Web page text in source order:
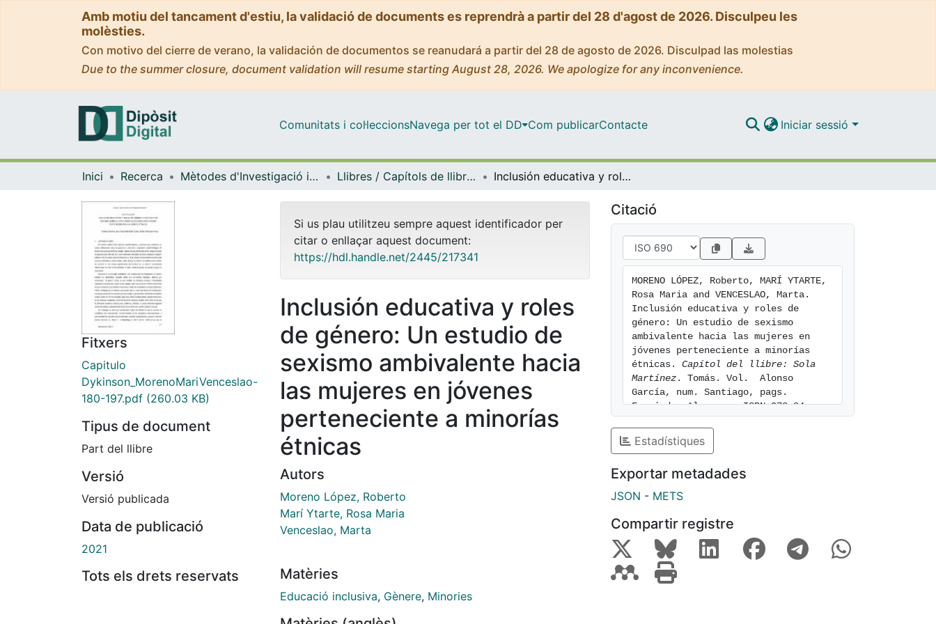
Amb motiu del tancament d'estiu, la validació de documents es reprendrà a partir del 28 d'agost de 2026. Disculpeu les
molèsties.
Con motivo del cierre de verano, la validación de documentos se reanudará a partir del 28 de agosto de 2026. Disculpad las molestias
Due to the summer closure, document validation will resume starting August 28, 2026. We apologize for any inconvenience.
Comunitats i col·leccionsNavega per tot el DD Com publicarContacte Iniciar sessió
Inici Recerca Mètodes d'Investigació i Diagnòstic en Educació Llibres / Capítols de llibre (Mètodes d'Investigació i Diagnòstic en Educació) Inclusión educativa y roles de género: Un estudio de sexismo ambivalente hacia las mujeres en jóvenes perteneciente a minorías étnicas
Fitxers
Capitulo
Dykinson_MorenoMariVenceslao-
180-197.pdf (260.03 KB)
Tipus de document
Part del llibre
Versió
Versió publicada
Data de publicació
2021
Tots els drets reservats
Si us plau utilitzeu sempre aquest identificador per
citar o enllaçar aquest document:
https://hdl.handle.net/2445/217341
Inclusión educativa y roles
de género: Un estudio de
sexismo ambivalente hacia
las mujeres en jóvenes
perteneciente a minorías
étnicas
Autors
Moreno López, Roberto
Marí Ytarte, Rosa Maria
Venceslao, Marta
Matèries
Educació inclusiva, Gènere, Minories
Citació
MORENO LÓPEZ, Roberto, MARÍ YTARTE,
Rosa Maria and VENCESLAO, Marta.
Inclusión educativa y roles de
género: Un estudio de sexismo
ambivalente hacia las mujeres en
jóvenes perteneciente a minorías
étnicas. Capítol del llibre: Sola
Martínez . Tomás. Vol.  Alonso
García, num. Santiago, pags.
Fernández Almenara. ISBN 978-84-
of 2026]. Available at:
https://hdl.handle.net/2445/217341
Estadístiques
Exportar metadades
JSON - METS
Compartir registre